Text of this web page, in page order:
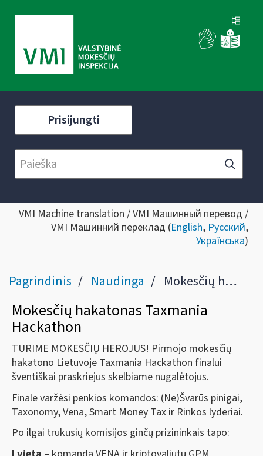
Prisijungti
VMI Machine translation / VMI Машинный перевод /
VMI Машинний переклад (English, Русский,
Українська)
Pagrindinis Naudinga Mokesčių hakatonas
Mokesčių hakatonas Taxmania
Hackathon
TURIME MOKESČIŲ HEROJUS! Pirmojo mokesčių
hakatono Lietuvoje Taxmania Hackathon finalui
šventiškai praskriejus skelbiame nugalėtojus.
Finale varžėsi penkios komandos: (Ne)Švarūs pinigai,
Taxonomy, Vena, Smart Money Tax ir Rinkos lyderiai.
Po ilgai trukusių komisijos ginčų prizininkais tapo: